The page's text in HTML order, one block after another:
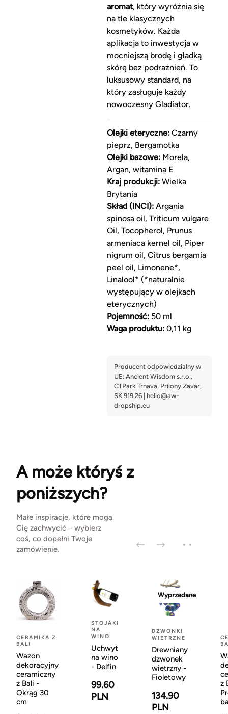
aromat, który wyróżnia się
na tle klasycznych
kosmetyków. Każda
aplikacja to inwestycja w
mocniejszą brodę i gładką
skórę bez podrażnień. To
luksusowy standard, na
który zasługuje każdy
nowoczesny Gladiator.
Olejki eteryczne:Czarny
pieprz, Bergamotka
Olejki bazowe:Morela,
Argan, witamina E
Kraj produkcji:Wielka
Brytania
Skład (INCI):Argania
spinosa oil, Triticum vulgare
Oil, Tocopherol, Prunus
armeniaca kernel oil, Piper
nigrum oil, Citrus bergamia
peel oil, Limonene*,
Linalool* (*naturalnie
występujący w olejkach
eterycznych)
Pojemność:50 ml
Waga produktu:0,11 kg
A może któryś z
poniższych?
Małe inspiracje, które mogą
Cię zachwycić – wybierz
coś, co dopełni Twoje
zamówienie.
CERAMIKA Z
BALI
Wazon
dekoracyjny
ceramiczny
z Bali -
Okrąg 30
cm
STOJAKI
NA
WINO
Uchwyt
na wino
- Delfin
99.60
PLN
Wyprzedane
DZWONKI
WIETRZNE
Drewniany
dzwonek
wietrzny -
Fioletowy
134.90
PLN
z